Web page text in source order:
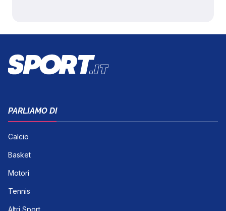
PARLIAMO DI
Calcio
Basket
Motori
Tennis
Altri Sport